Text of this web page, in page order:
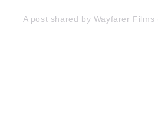
A post shared by Wayfarer